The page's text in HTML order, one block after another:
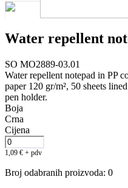
Water repellent
SO MO2889-03.01
Water repellent notepad in PP
paper 120 gr/m², 50 sheets
pen holder.
Boja
Crna
Cijena
1,09 € + pdv
Broj odabranih proizvoda: 0